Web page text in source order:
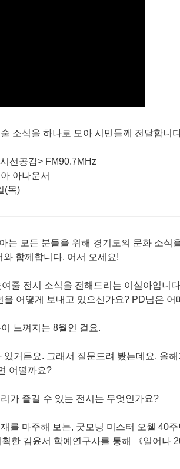
소식을 하나로 모아 시민들께 전달합니
선공감> FM90.7MHz
아나운서
(목)
는 모든 분들을 위해 경기도의 문화 소식
와 함께합니다. 어서 오세요!
줄 전시 소식을 전해드리는 이실아입니
어떻게 보내고 있으신가요? PD님은 어
느껴지는 8월인 걸요.
거든요. 그래서 질문드려 봤는데요. 올
어떨까요?
가 즐길 수 있는 전시는 무엇인가요?
를 마주해 보는, 굿모닝 미스터 오웰 40
한 김윤서 학예연구사를 통해 《일어나